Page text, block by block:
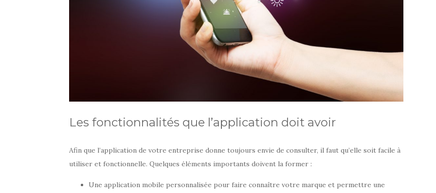
Les fonctionnalités que l’application doit avoir
Afin que l’application de votre entreprise donne toujours envie de consulter, il faut qu’elle soit facile à
utiliser et fonctionnelle. Quelques éléments importants doivent la former :
Une application mobile personnalisée pour faire connaître votre marque et permettre une